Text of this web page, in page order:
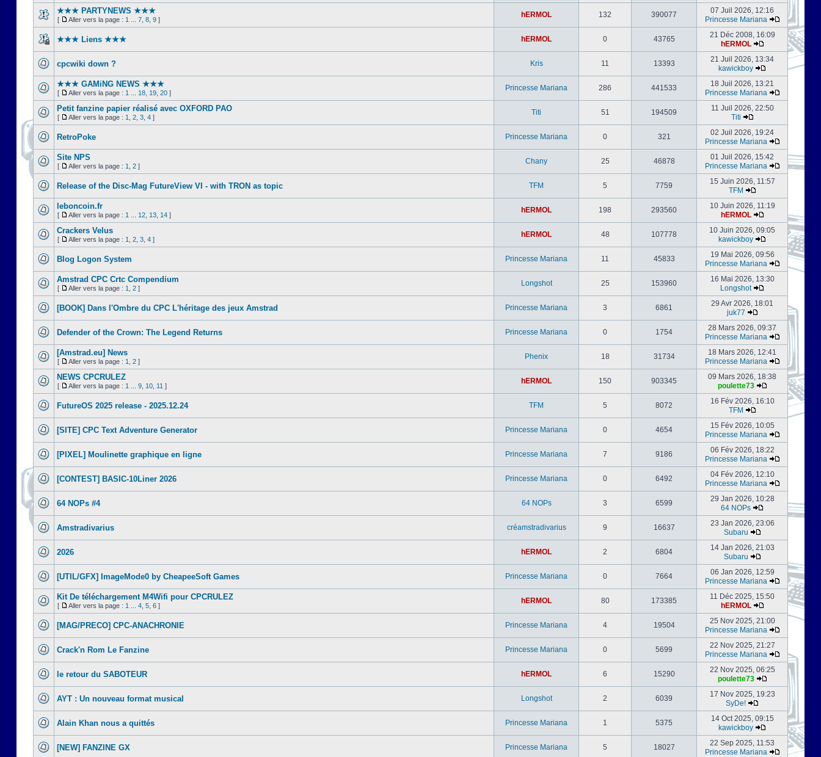
★★★ PARTYNEWS ★★★
[ Aller vers la page : 1 7 8 9 ]
hERMOL 132 390077
07 Juil 2026, 12:16
Princesse Mariana
★★★ Liens ★★★ hERMOL 0 43765
21 Déc 2008, 16:09
hERMOL
cpcwiki down ? Kris 11 13393
21 Juil 2026, 13:34
kawickboy
★★★ GAMiNG NEWS ★★★
[ Aller vers la page : 1 18 19 20 ]
Princesse Mariana 286 441533
18 Juil 2026, 13:21
Princesse Mariana
Petit fanzine papier réalisé avec OXFORD PAO
[ Aller vers la page : 1 2 3 4 ]
Titi 51 194509
11 Juil 2026, 22:50
Titi
RetroPoke Princesse Mariana 0 321
02 Juil 2026, 19:24
Princesse Mariana
Site NPS
[ Aller vers la page : 1 2 ]
Chany 25 46878
01 Juil 2026, 15:42
Princesse Mariana
Release of the Disc-Mag FutureView VI - with TRON as topic TFM 5 7759
15 Juin 2026, 11:57
TFM
leboncoin.fr
[ Aller vers la page : 1 12 13 14 ]
hERMOL 198 293560
10 Juin 2026, 11:19
hERMOL
Crackers Velus
[ Aller vers la page : 1 2 3 4 ]
hERMOL 48 107778
10 Juin 2026, 09:05
kawickboy
Blog Logon System Princesse Mariana 11 45833
19 Mai 2026, 09:56
Princesse Mariana
Amstrad CPC Crtc Compendium
[ Aller vers la page : 1 2 ]
Longshot 25 153960
16 Mai 2026, 13:30
Longshot
[BOOK] Dans l'Ombre du CPC L'héritage des jeux Amstrad Princesse Mariana 3 6861
29 Avr 2026, 18:01
juk77
Defender of the Crown: The Legend Returns Princesse Mariana 0 1754
28 Mars 2026, 09:37
Princesse Mariana
[Amstrad.eu] News
[ Aller vers la page : 1 2 ]
Phenix 18 31734
18 Mars 2026, 12:41
Princesse Mariana
NEWS CPCRULEZ
[ Aller vers la page : 1 9 10 11 ]
hERMOL 150 903345
09 Mars 2026, 18:38
poulette73
FutureOS 2025 release - 2025.12.24 TFM 5 8072
16 Fév 2026, 16:10
TFM
[SITE] CPC Text Adventure Generator Princesse Mariana 0 4654
15 Fév 2026, 10:05
Princesse Mariana
[PIXEL] Moulinette graphique en ligne Princesse Mariana 7 9186
06 Fév 2026, 18:22
Princesse Mariana
[CONTEST] BASIC-10Liner 2026 Princesse Mariana 0 6492
04 Fév 2026, 12:10
Princesse Mariana
64 NOPs #4 64 NOPs 3 6599
29 Jan 2026, 10:28
64 NOPs
Amstradivarius créamstradivarius 9 16637
23 Jan 2026, 23:06
Subaru
2026 hERMOL 2 6804
14 Jan 2026, 21:03
Subaru
[UTIL/GFX] ImageMode0 by CheapeeSoft Games Princesse Mariana 0 7664
06 Jan 2026, 12:59
Princesse Mariana
Kit De téléchargement M4Wifi pour CPCRULEZ
[ Aller vers la page : 1 4 5 6 ]
hERMOL 80 173385
11 Déc 2025, 15:50
hERMOL
[MAG/PRECO] CPC-ANACHRONIE Princesse Mariana 4 19504
25 Nov 2025, 21:00
Princesse Mariana
Crack'n Rom Le Fanzine Princesse Mariana 0 5699
22 Nov 2025, 21:27
Princesse Mariana
le retour du SABOTEUR hERMOL 6 15290
22 Nov 2025, 06:25
poulette73
AYT : Un nouveau format musical Longshot 2 6039
17 Nov 2025, 19:23
SyDe!
Alain Khan nous a quittés Princesse Mariana 1 5375
14 Oct 2025, 09:15
kawickboy
[NEW] FANZINE GX Princesse Mariana 5 18027
22 Sep 2025, 11:53
Princesse Mariana